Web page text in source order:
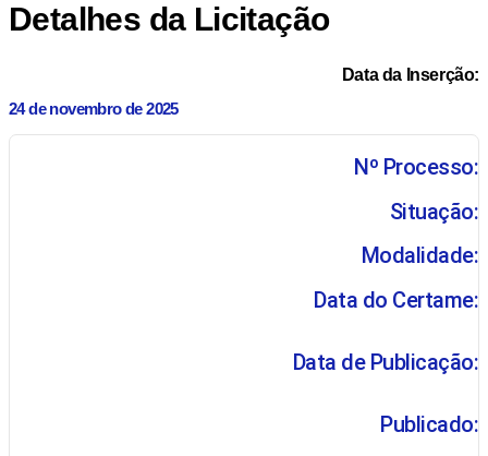
Detalhes da Licitação
Data da Inserção:
24 de novembro de 2025
Nº Processo:
Situação:
Modalidade:
Data do Certame:
Data de Publicação:
Publicado: